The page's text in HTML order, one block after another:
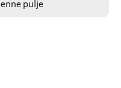
pulje